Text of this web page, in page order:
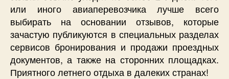
или иного авиаперевозчика лучше всего
выбирать на основании отзывов, которые
зачастую публикуются в специальных разделах
сервисов бронирования и продажи проездных
документов, а также на сторонних площадках.
Приятного летнего отдыха в далеких странах!